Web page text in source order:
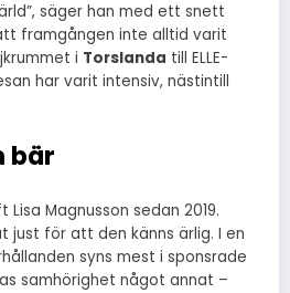
säger han med ett snett
framgången inte alltid varit
i Torslanda till ELLE-
har varit intensiv, nästintill
bär
Magnusson sedan 2019.
just för att den känns ärlig. I en
syns mest i sponsrade
samhörighet något annat –